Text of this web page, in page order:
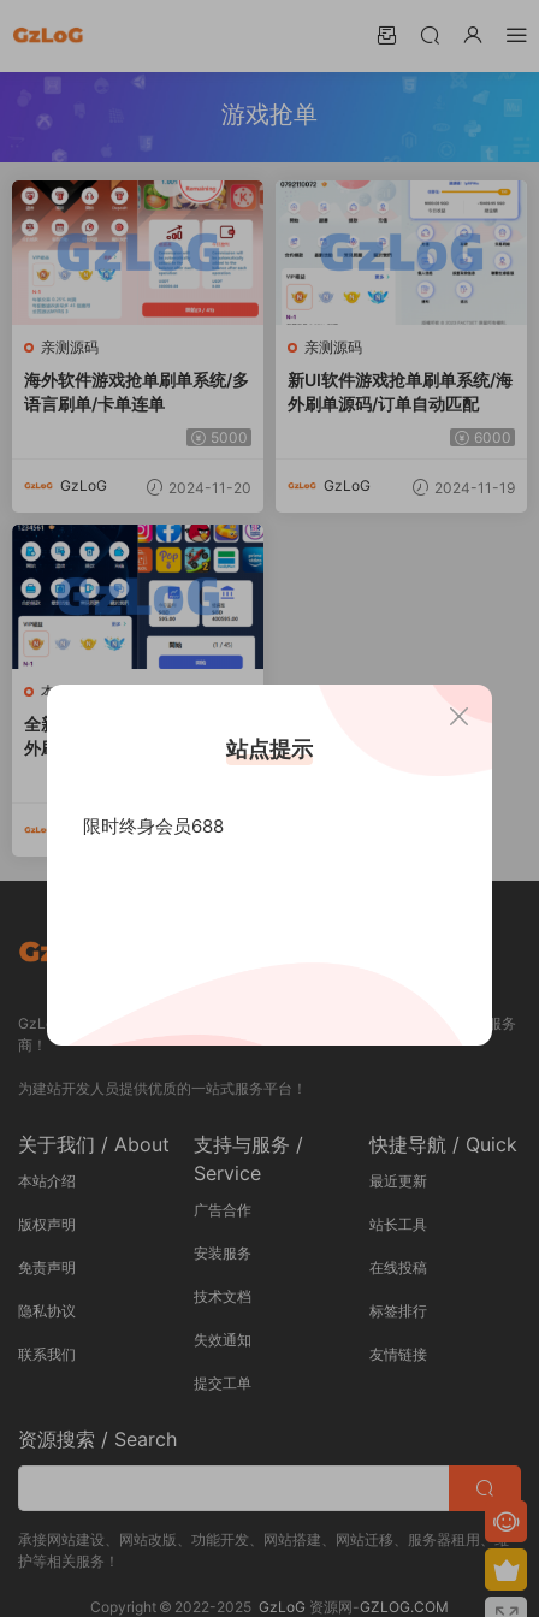
游戏抢单
亲测源码
海外软件游戏抢单刷单系统/多
语言刷单/卡单连单
5000
GzLoG 2024-11-20
亲测源码
新UI软件游戏抢单刷单系统/海
外刷单源码/订单自动匹配
6000
GzLoG 2024-11-19
本站精品
全新软件游戏抢单刷单系统/海
外刷单源码/订单自动匹配
GzLoG 2024-11-01
GzLoG 资源网 / GZLOG.COM - 专业提供各类精品资源下载和定制开发的服务
商！
为建站开发人员提供优质的一站式服务平台！
关于我们 / About
本站介绍
版权声明
免责声明
隐私协议
联系我们
支持与服务 /
Service
广告合作
安装服务
技术文档
失效通知
提交工单
快捷导航 / Quick
最近更新
站长工具
在线投稿
标签排行
友情链接
资源搜索 / Search
承接网站建设、网站改版、功能开发、网站搭建、网站迁移、服务器租用、维
护等相关服务！
Copyright © 2022-2025 GzLoG 资源网-GZLOG.COM
站点提示
限时终身会员688